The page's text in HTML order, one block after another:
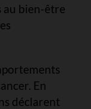
au bien-être
En
déclarent